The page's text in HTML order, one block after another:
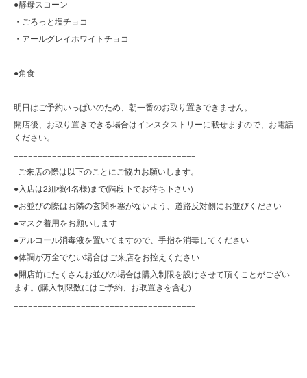
●酵母スコーン
・ごろっと塩チョコ
・アールグレイホワイトチョコ
●角食
明日はご予約いっぱいのため、朝一番のお取り置きできません。
開店後、お取り置きできる場合はインスタストリーに載せますので、お電話
ください。
======================================
ご来店の際は以下のことにご協力お願いします。
●入店は2組様(4名様)まで(階段下でお待ち下さい)
●お並びの際はお隣の玄関を塞がないよう、道路反対側にお並びください
●マスク着用をお願いします
●アルコール消毒液を置いてますので、手指を消毒してください
●体調が万全でない場合はご来店をお控えください
●開店前にたくさんお並びの場合は購入制限を設けさせて頂くことがござい
ます。(購入制限数にはご予約、お取置きを含む)
======================================